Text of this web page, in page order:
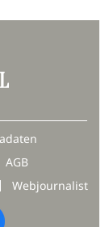
AGB
Webjournalist